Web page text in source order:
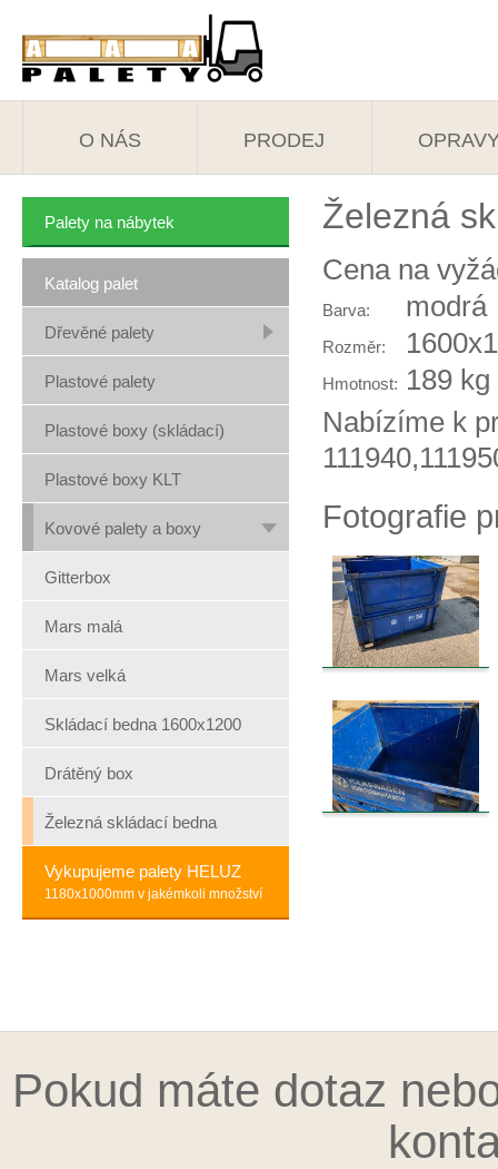
O NÁS PRODEJ
Palety na nábytek
Katalog palet
Dřevěné palety
Plastové palety
Plastové boxy (skládací)
Plastové boxy KLT
Kovové palety a boxy
Gitterbox
Mars malá
Mars velká
Skládací bedna 1600x1200
Drátěný box
Železná skládací bedna
Vykupujeme palety HELUZ
1180x1000mm v jakémkoli množství
Železná
Cena na
Barva: modrá
Rozměr:
Hmotnost: 189 kg
Nabízíme k
Fotografie
Pokud máte dotaz